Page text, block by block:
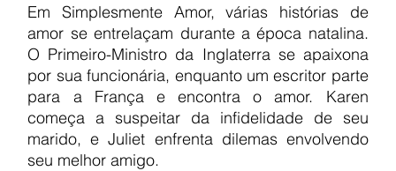
Em Simplesmente Amor, várias histórias de
amor se entrelaçam durante a época natalina.
O Primeiro-Ministro da Inglaterra se apaixona
por sua funcionária, enquanto um escritor parte
para a França e encontra o amor. Karen
começa a suspeitar da infidelidade de seu
marido, e Juliet enfrenta dilemas envolvendo
seu melhor amigo.